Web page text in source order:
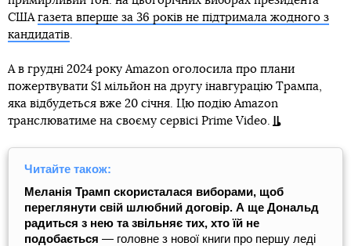
США газета вперше за 36 років не підтримала жодного з
кандидатів.
А в грудні 2024 року Amazon оголосила про плани
пожертвувати $1 мільйон на другу інавгурацію Трампа,
яка відбудеться вже 20 січня. Цю подію Amazon
транслюватиме на своєму сервісі Prime Video.
Читайте також:
Меланія Трамп скористалася виборами, щоб
переглянути свій шлюбний договір. А ще Дональд
радиться з нею та звільняє тих, хто їй не
подобається — головне з нової книги про першу леді